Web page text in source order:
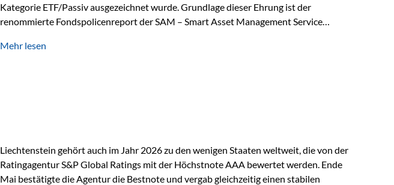
Kategorie ETF/Passiv ausgezeichnet wurde. Grundlage dieser Ehrung ist der
renommierte Fondspolicenreport der SAM – Smart Asset Management Service
und verglichen wurden. Das Ergebnis: Die ETF-Auswahl der Vienna-Life zählt zu den
Mehr lesen
Liechtenstein gehört auch im Jahr 2026 zu den wenigen Staaten weltweit, die von der
Ratingagentur S&P Global Ratings mit der Höchstnote AAA bewertet werden. Ende
Mai bestätigte die Agentur die Bestnote und vergab gleichzeitig einen stabilen